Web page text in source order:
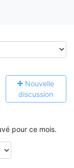
Nouvelle
discussion
pour ce mois.